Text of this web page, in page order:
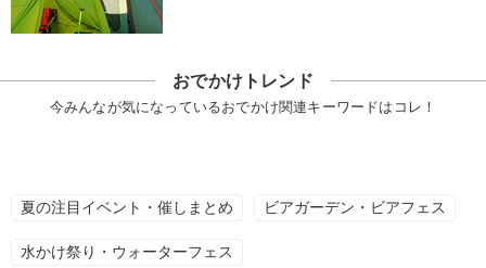
おでかけトレンド
今みんなが気になっているおでかけ関連キーワードはコレ！
夏の注目イベント・催しまとめ ビアガーデン・ビアフェス
水かけ祭り・ウォーターフェス